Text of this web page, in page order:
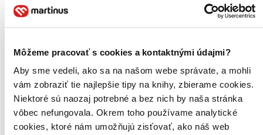
Môžeme pracovať s cookies a kontaktnými údajmi?
Aby sme vedeli, ako sa na našom webe správate, a mohli
vám zobraziť tie najlepšie tipy na knihy, zbierame cookies.
Niektoré sú naozaj potrebné a bez nich by naša stránka
vôbec nefungovala. Okrem toho používame analytické
cookies, ktoré nám umožňujú zisťovať, ako náš web
Star Wars: Síla se probouzí Limitovaná edice Lightside
CZ
2 Blu-ray
Harrison Ford
Carrie Fisher
Mark Hamill
Anthony Daniels
Adam Driver
ďalší
Lucasfilm a vizionářský režisér J.J. Abrams spojili síly, aby vás
znovu přenesli do předaleké galaxie. Star Wars se vracejí na plátna